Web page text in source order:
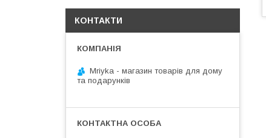
КОНТАКТИ
Mriyka - магазин товарів для дому
та подарунків